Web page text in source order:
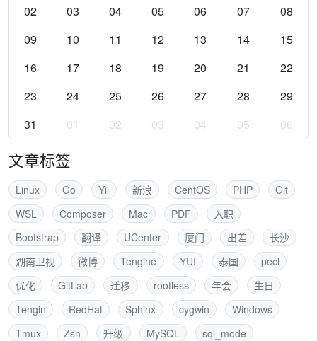
02
03 04 05 06 07
08
09
10 11 12 13 14
15
16
17 18 19 20 21
22
23
24 25 26 27 28
29
31
01 02 03 04 05 06
文章标签
Linux Go Yii 新浪 CentOS PHP
Git
WSL
Composer Mac PDF
入职
Bootstrap
翻译 UCenter 厦门 出差
长沙
湖南卫视
微博 Tengine YUI 泰国
pecl
优化
GitLab 迁移 rootless 年会
生日
Tengin
RedHat Sphinx cygwin
Windows
Tmux
Zsh 升级 MySQL
sql_mode